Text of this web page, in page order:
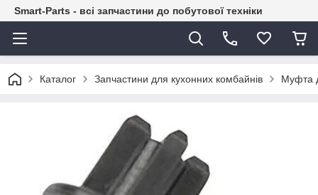
Smart-Parts - всі запчастини до побутової техніки
Каталог Запчастини для кухонних комбайнів Муфта